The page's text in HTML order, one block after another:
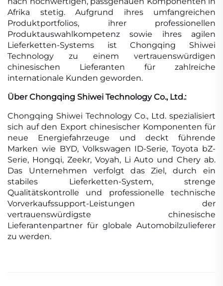
Afrika stetig. Aufgrund ihres umfangreichen
Produktportfolios, ihrer professionellen
Produktauswahlkompetenz sowie ihres agilen
Lieferketten-Systems ist Chongqing Shiwei
Technology zu einem vertrauenswürdigen
chinesischen Lieferanten für zahlreiche
internationale Kunden geworden.
Über Chongqing Shiwei Technology Co., Ltd.:
Chongqing Shiwei Technology Co., Ltd. spezialisiert
sich auf den Export chinesischer Komponenten für
neue Energiefahrzeuge und deckt führende
Marken wie BYD, Volkswagen ID-Serie, Toyota bZ-
Serie, Hongqi, Zeekr, Voyah, Li Auto und Chery ab.
Das Unternehmen verfolgt das Ziel, durch ein
stabiles Lieferketten-System, strenge
Qualitätskontrolle und professionelle technische
Vorverkaufssupport-Leistungen der
vertrauenswürdigste chinesische
Lieferantenpartner für globale Automobilzulieferer
zu werden.